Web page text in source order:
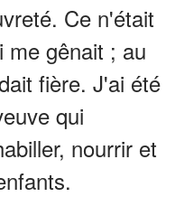
Ce n'était
me gênait ; au
fière. J'ai été
qui
nourrir et